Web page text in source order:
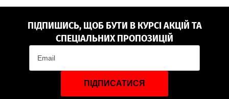
ПІДПИШИСЬ, ЩОБ БУТИ В КУРСІ АКЦІЙ ТА
СПЕЦІАЛЬНИХ ПРОПОЗИЦІЙ
ПІДПИСАТИСЯ